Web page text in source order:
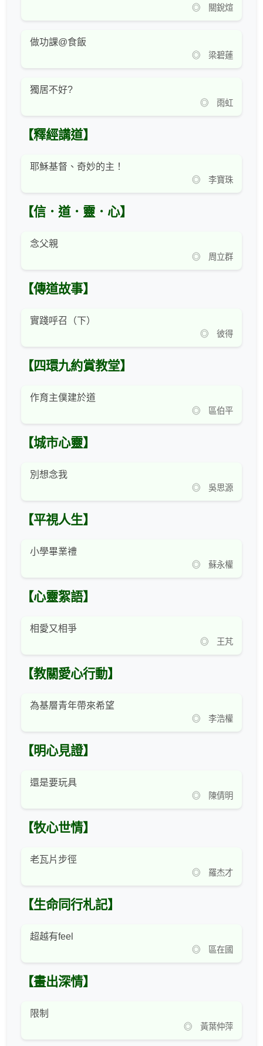
◎ 關銳煊
做功課@食飯
◎ 梁碧蓮
獨居不好?
◎ 雨虹
【釋經講道】
耶穌基督、奇妙的主！
◎ 李寶珠
【信．道．靈．心】
念父親
◎ 周立群
【傳道故事】
實踐呼召（下）
◎ 彼得
【四環九約賞教堂】
作育主僕建於道
◎ 區伯平
【城市心靈】
別想念我
◎ 吳思源
【平視人生】
小學畢業禮
◎ 蘇永權
【心靈絮語】
相愛又相爭
◎ 王芃
【教關愛心行動】
為基層青年帶來希望
◎ 李浩權
【明心見證】
還是要玩具
◎ 陳倩明
【牧心世情】
老瓦片步徑
◎ 羅杰才
【生命同行札記】
超越有feel
◎ 區在國
【畫出深情】
限制
◎ 黃葉仲萍